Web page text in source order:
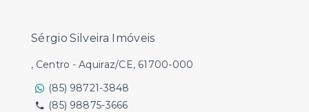
Sérgio Silveira Imóveis
, Centro - Aquiraz/CE, 61700-000
(85) 98721-3848
(85) 98875-3666